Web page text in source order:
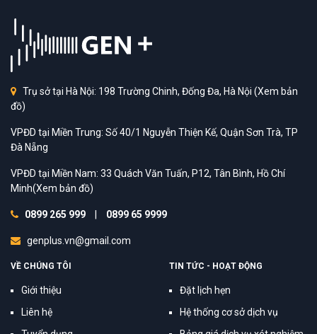
Trụ sở tại Hà Nội: 198 Trường Chinh, Đống Đa, Hà Nội (Xem bản
đồ)
VPĐD tại Miền Trung: Số 40/1 Nguyễn Thiện Kế, Quận Sơn Trà, TP
Đà Nẵng
VPĐD tại Miền Nam: 33 Quách Văn Tuấn, P12, Tân Bình, Hồ Chí
Minh(Xem bản đồ)
0899 265 999 0899 65 9999
genplus.vn@gmail.com
VỀ CHÚNG TÔI
Giới thiệu
Liên hệ
TIN TỨC - HOẠT ĐỘNG
Đặt lịch hẹn
Hệ thống cơ sở dịch vụ